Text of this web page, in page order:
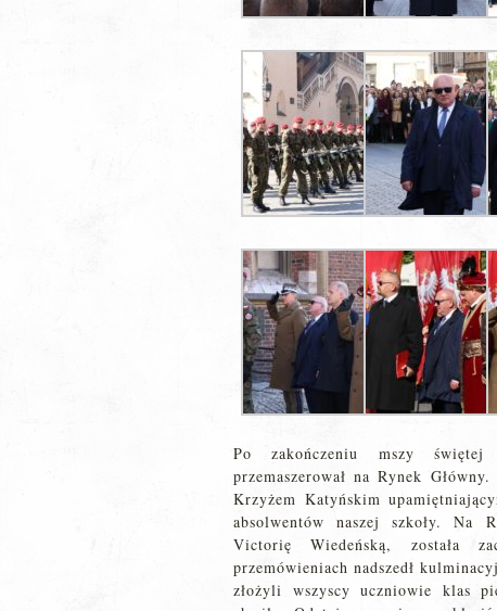
Po zakończeniu mszy
przemaszerował na Rynek
Krzyżem Katyńskim
absolwentów naszej szkoły. Na
Victorię Wiedeńską, została
przemówieniach nadszedł
złożyli wszyscy uczniowie klas